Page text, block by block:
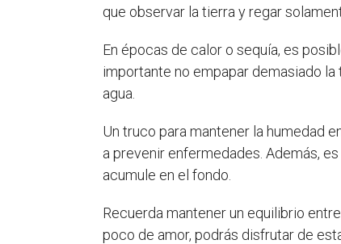
que observar la tierra y regar
En épocas de calor o sequía, es
importante no empapar demasiado la
agua.
Un truco para mantener la humedad
a prevenir enfermedades. Además,
acumule en el fondo.
Recuerda mantener un equilibrio
poco de amor, podrás disfrutar de